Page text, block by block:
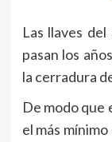
Las llaves
pasan los
la cerradura
De modo que
el más